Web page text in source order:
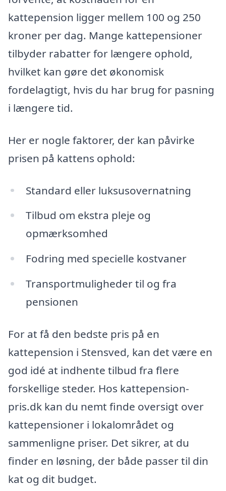
kattepension ligger mellem 100 og 250
kroner per dag. Mange kattepensioner
tilbyder rabatter for længere ophold,
hvilket kan gøre det økonomisk
fordelagtigt, hvis du har brug for pasning
i længere tid.
Her er nogle faktorer, der kan påvirke
prisen på kattens ophold:
Standard eller luksusovernatning
Tilbud om ekstra pleje og
opmærksomhed
Fodring med specielle kostvaner
Transportmuligheder til og fra
pensionen
For at få den bedste pris på en
kattepension i Stensved, kan det være en
god idé at indhente tilbud fra flere
forskellige steder. Hos kattepension-
pris.dk kan du nemt finde oversigt over
kattepensioner i lokalområdet og
sammenligne priser. Det sikrer, at du
finder en løsning, der både passer til din
kat og dit budget.